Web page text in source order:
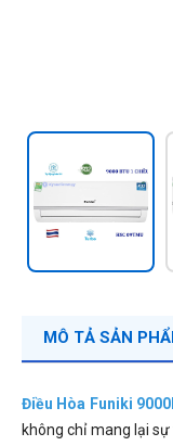
MÔ TẢ SẢN
Điều Hòa Funiki
không chỉ mang lại